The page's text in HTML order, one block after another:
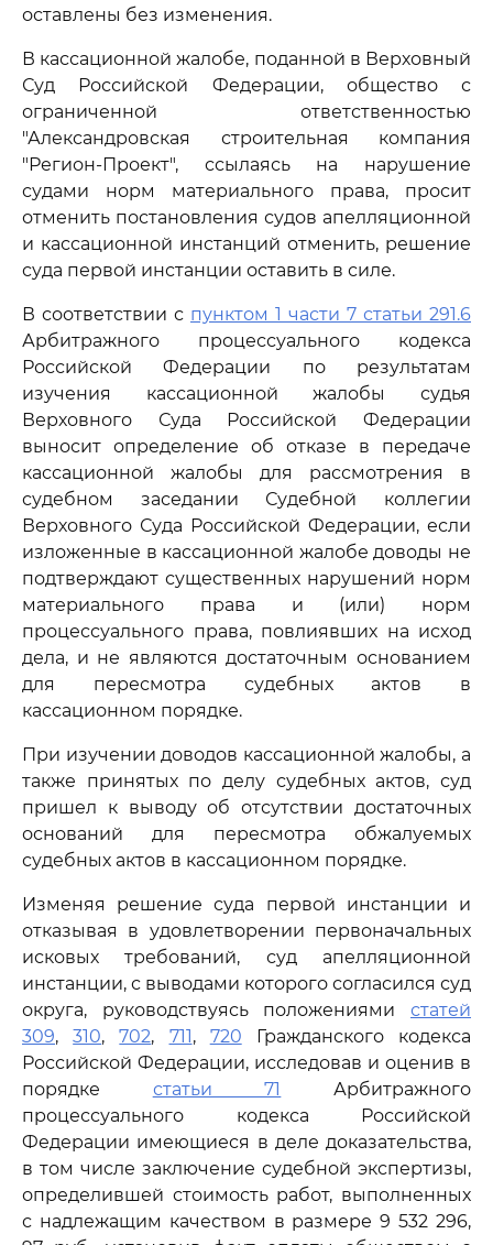
оставлены без изменения.
В кассационной жалобе, поданной в Верховный
Суд Российской Федерации, общество с
ограниченной ответственностью
"Александровская строительная компания
"Регион-Проект", ссылаясь на нарушение
судами норм материального права, просит
отменить постановления судов апелляционной
и кассационной инстанций отменить, решение
суда первой инстанции оставить в силе.
В соответствии с пунктом 1 части 7 статьи 291.6
Арбитражного процессуального кодекса
Российской Федерации по результатам
изучения кассационной жалобы судья
Верховного Суда Российской Федерации
выносит определение об отказе в передаче
кассационной жалобы для рассмотрения в
судебном заседании Судебной коллегии
Верховного Суда Российской Федерации, если
изложенные в кассационной жалобе доводы не
подтверждают существенных нарушений норм
материального права и (или) норм
процессуального права, повлиявших на исход
дела, и не являются достаточным основанием
для пересмотра судебных актов в
кассационном порядке.
При изучении доводов кассационной жалобы, а
также принятых по делу судебных актов, суд
пришел к выводу об отсутствии достаточных
оснований для пересмотра обжалуемых
судебных актов в кассационном порядке.
Изменяя решение суда первой инстанции и
отказывая в удовлетворении первоначальных
исковых требований, суд апелляционной
инстанции, с выводами которого согласился суд
округа, руководствуясь положениями статей
309,310,702, 711, 720 Гражданского кодекса
Российской Федерации, исследовав и оценив в
порядке статьи 71
Арбитражного
процессуального кодекса Российской
Федерации имеющиеся в деле доказательства,
в том числе заключение судебной экспертизы,
определившей стоимость работ, выполненных
с надлежащим качеством в размере 9 532 296,